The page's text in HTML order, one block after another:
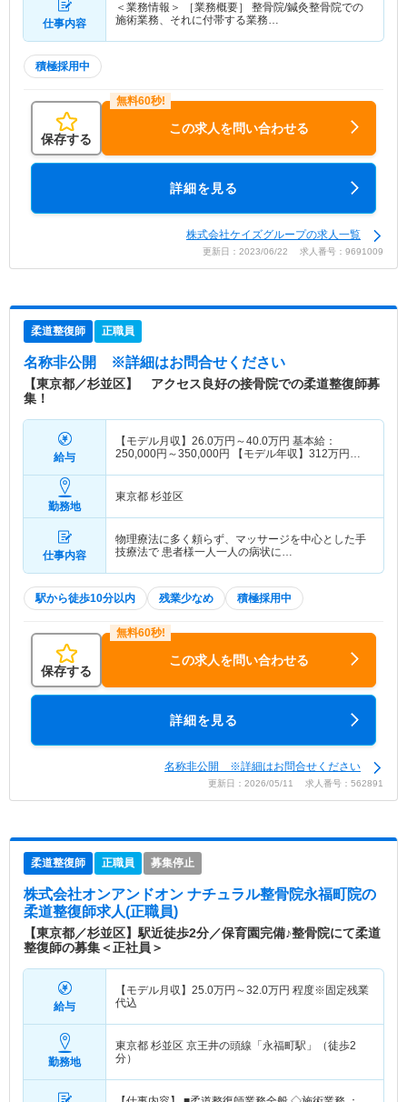
仕事内容
＜業務情報＞ ［業務概要］ 整骨院/鍼灸整骨院での
施術業務、それに付帯する業務…
積極採用中
保存する
この求人を問い合わせる
詳細を見る
株式会社ケイズグループの求人一覧
更新日：2023/06/22 求人番号：9691009
柔道整復師 正職員
名称非公開 ※詳細はお問合せください
【東京都／杉並区】 アクセス良好の接骨院での柔道整復師募
集！
給与
【モデル月収】 26.0万円～40.0万円 基本給：
250,000円～350,000円 【モデル年収】 312万円～
勤務地
東京都 杉並区
仕事内容
物理療法に多く頼らず、マッサージを中心とした手
技療法で 患者様一人一人の病状に…
駅から徒歩10分以内 残業少なめ 積極採用中
保存する
この求人を問い合わせる
詳細を見る
名称非公開 ※詳細はお問合せください
更新日：2026/05/11 求人番号：562891
柔道整復師 正職員 募集停止
株式会社オンアンドオン ナチュラル整骨院永福町院の
柔道整復師求人(正職員)
【東京都／杉並区】駅近徒歩2分／保育園完備♪整骨院にて柔道
整復師の募集＜正社員＞
給与
【モデル月収】 25.0万円～32.0万円 程度※固定残業
代込
勤務地
東京都 杉並区 京王井の頭線「永福町駅」（徒歩2
分）